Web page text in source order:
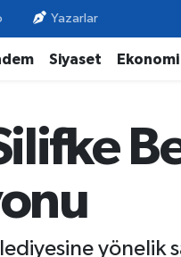
Yazarlar
Siyaset Ekonomi
yönelik